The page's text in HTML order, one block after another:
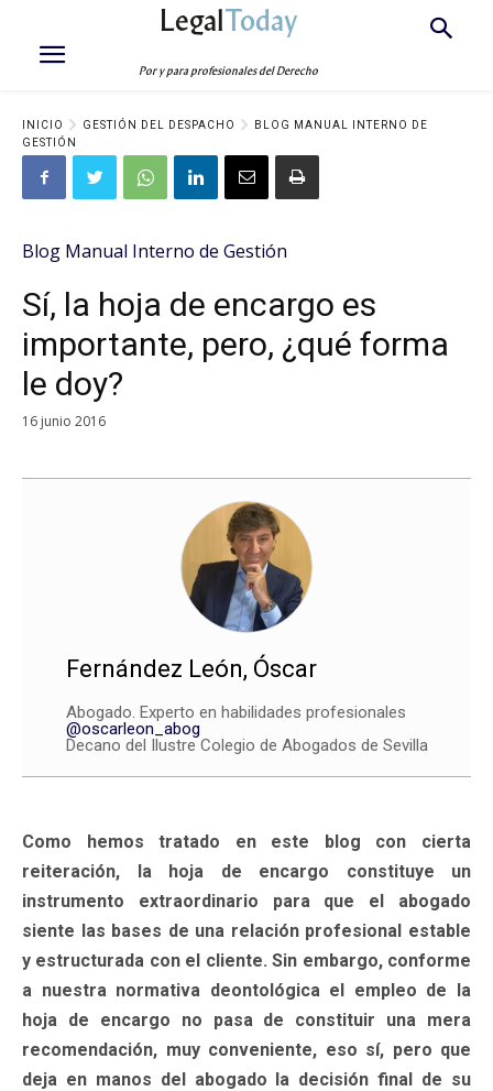
LegalToday
Por y para profesionales del Derecho
INICIO GESTIÓN DEL DESPACHO
BLOG MANUAL INTERNO DE
GESTIÓN
Blog Manual Interno de Gestión
Sí, la hoja de encargo es
importante, pero, ¿qué forma
le doy?
16 junio 2016
Fernández León, Óscar
Abogado. Experto en habilidades profesionales
@oscarleon_abog
Decano del Ilustre Colegio de Abogados de Sevilla
Como hemos tratado en este blog con cierta
reiteración, la hoja de encargo constituye un
instrumento extraordinario para que el abogado
siente las bases de una relación profesional estable
y estructurada con el cliente. Sin embargo, conforme
a nuestra normativa deontológica el empleo de la
hoja de encargo no pasa de constituir una mera
recomendación, muy conveniente, eso sí, pero que
deja en manos del abogado la decisión final de su